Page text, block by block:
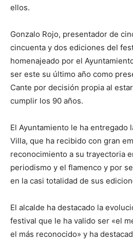
ellos.
Gonzalo Rojo, presentador de
cincuenta y dos ediciones del
homenajeado por el
ser este su último año como
Cante por decisión propia al
cumplir los 90 años.
El Ayuntamiento le ha entregado
Villa, que ha recibido con gran
reconocimiento a su trayectoria
periodismo y el flamenco y por
en la casi totalidad de sus
El alcalde ha destacado la
festival que le ha valido ser «el
el más reconocido» y ha